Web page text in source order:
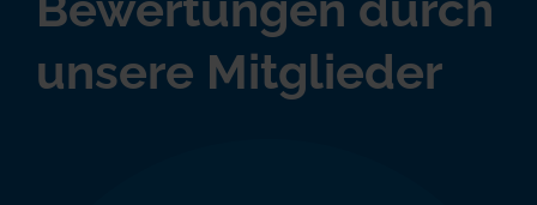
unsere Mitglieder